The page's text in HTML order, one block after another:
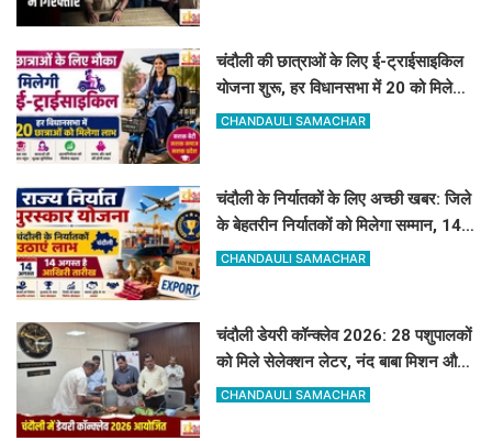
चंदौली की छात्राओं के लिए ई-ट्राईसाइकिल
योजना शुरू, हर विधानसभा में 20 को मिलेगा
लाभ
CHANDAULI SAMACHAR
चंदौली के निर्यातकों के लिए अच्छी खबर: जिले
के बेहतरीन निर्यातकों को मिलेगा सम्मान, 14
अगस्त तक करें आवेदन
CHANDAULI SAMACHAR
चंदौली डेयरी कॉन्क्लेव 2026: 28 पशुपालकों
को मिले सेलेक्शन लेटर, नंद बाबा मिशन और
स्वदेशी गौ-संवर्धन योजना के लिए दिए गए
CHANDAULI SAMACHAR